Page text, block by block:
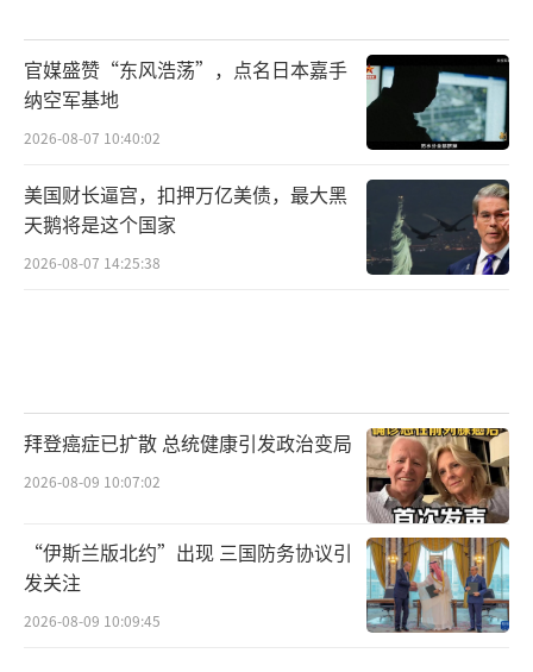
官媒盛赞“东风浩荡”，点名日本嘉手
纳空军基地
2026-08-07 10:40:02
美国财长逼宫，扣押万亿美债，最大黑
天鹅将是这个国家
2026-08-07 14:25:38
拜登癌症已扩散 总统健康引发政治变局
2026-08-09 10:07:02
“伊斯兰版北约”出现 三国防务协议引
发关注
2026-08-09 10:09:45